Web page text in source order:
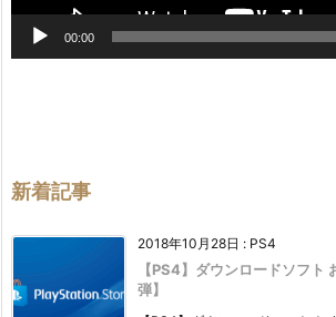
00:00
新着記事
2018年10月28日 : PS4
【PS4】ダウンロードソフト
弾】